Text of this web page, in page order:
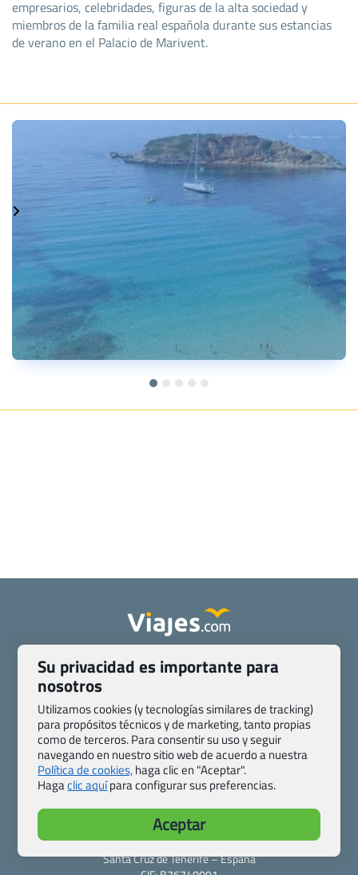
empresarios, celebridades, figuras de la alta sociedad y
miembros de la familia real española durante sus estancias
de verano en el Palacio de Marivent.
Quienes somos
Contacto
Pasaporte, Visado, Salud y otras disposiciones específicas
Blog de Viajes.com
Preguntas frecuentes
Condiciones generales
Política de privacidad y cookies
Transparencia
Todas las páginas – sitemap
Viajes.com
Last Minute Express S.L.U.
c/ Drago, CC HLS, Local 13
38660 Miraverde – Adeje
Santa Cruz de Tenerife – España
Su privacidad es importante para
nosotros
Utilizamos cookies (y tecnologías similares de tracking)
para propósitos técnicos y de marketing, tanto propias
como de terceros. Para consentir su uso y seguir
navegando en nuestro sitio web de acuerdo a nuestra
Política de cookies,haga clic en "Aceptar".
Hagaclic aquípara configurar sus preferencias.
Aceptar